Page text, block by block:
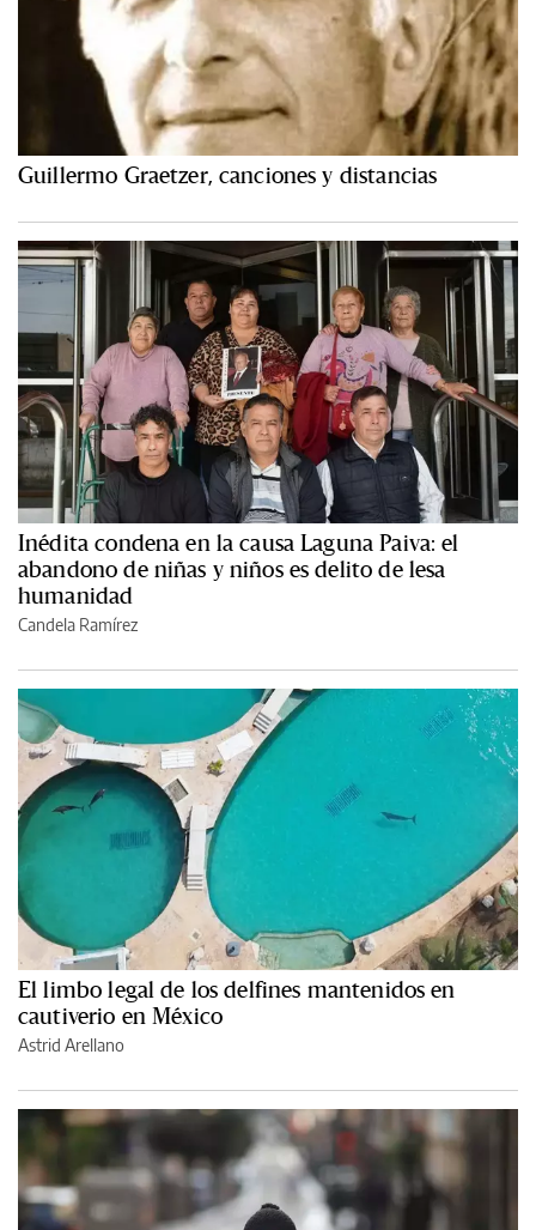
Guillermo Graetzer, canciones y distancias
Inédita condena en la causa Laguna Paiva: el
abandono de niñas y niños es delito de lesa
humanidad
Candela Ramírez
El limbo legal de los delfines mantenidos en
cautiverio en México
Astrid Arellano